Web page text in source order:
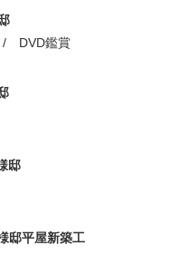
DVD鑑賞
邸
邸平屋新築工